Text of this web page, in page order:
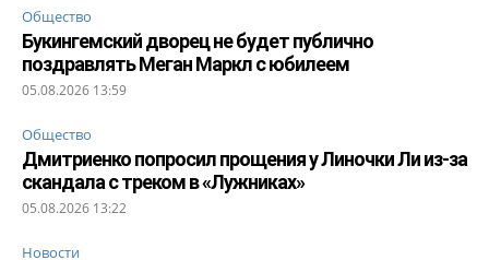
Общество
Букингемский дворец не будет публично
поздравлять Меган Маркл с юбилеем
05.08.2026 13:59
Общество
Дмитриенко попросил прощения у Линочки Ли из-за
скандала с треком в «Лужниках»
05.08.2026 13:22
Новости